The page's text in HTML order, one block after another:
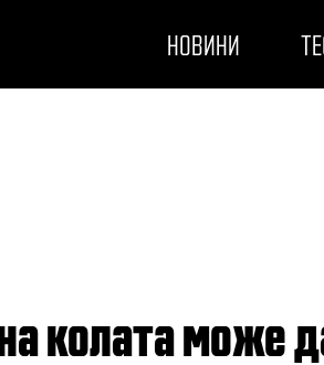
НОВИНИ
колата може